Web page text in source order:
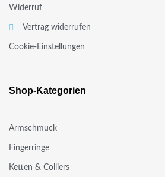
Widerruf
Vertrag widerrufen
Cookie-Einstellungen
Shop-Kategorien
Armschmuck
Fingerringe
Ketten & Colliers